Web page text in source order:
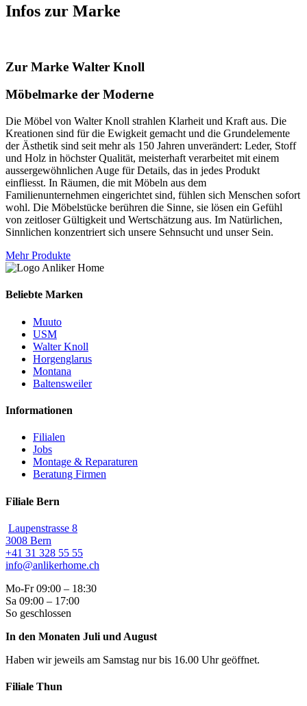
Infos zur Marke
Zur Marke Walter Knoll
Möbelmarke der Moderne
Die Möbel von Walter Knoll strahlen Klarheit und Kraft aus. Die
Kreationen sind für die Ewigkeit gemacht und die Grundelemente
der Ästhetik sind seit mehr als 150 Jahren unverändert: Leder, Stoff
und Holz in höchster Qualität, meisterhaft verarbeitet mit einem
aussergewöhnlichen Auge für Details, das in jedes Produkt
einfliesst. In Räumen, die mit Möbeln aus dem
Familienunternehmen eingerichtet sind, fühlen sich Menschen sofort
wohl. Die Möbelstücke berühren die Sinne, sie lösen ein Gefühl
von zeitloser Gültigkeit und Wertschätzung aus. Im Natürlichen,
Sinnlichen konzentriert sich unsere Sehnsucht und unser Sein.
Mehr Produkte
Beliebte Marken
Muuto
USM
Walter Knoll
Horgenglarus
Montana
Baltensweiler
Informationen
Filialen
Jobs
Montage & Reparaturen
Beratung Firmen
Filiale Bern
Laupenstrasse 8
3008 Bern
+41 31 328 55 55
info@anlikerhome.ch
Mo-Fr 09:00 – 18:30
Sa 09:00 – 17:00
So geschlossen
In den Monaten Juli und August
Haben wir jeweils am Samstag nur bis 16.00 Uhr geöffnet.
Filiale Thun